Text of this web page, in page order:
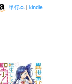
単行本 kindle